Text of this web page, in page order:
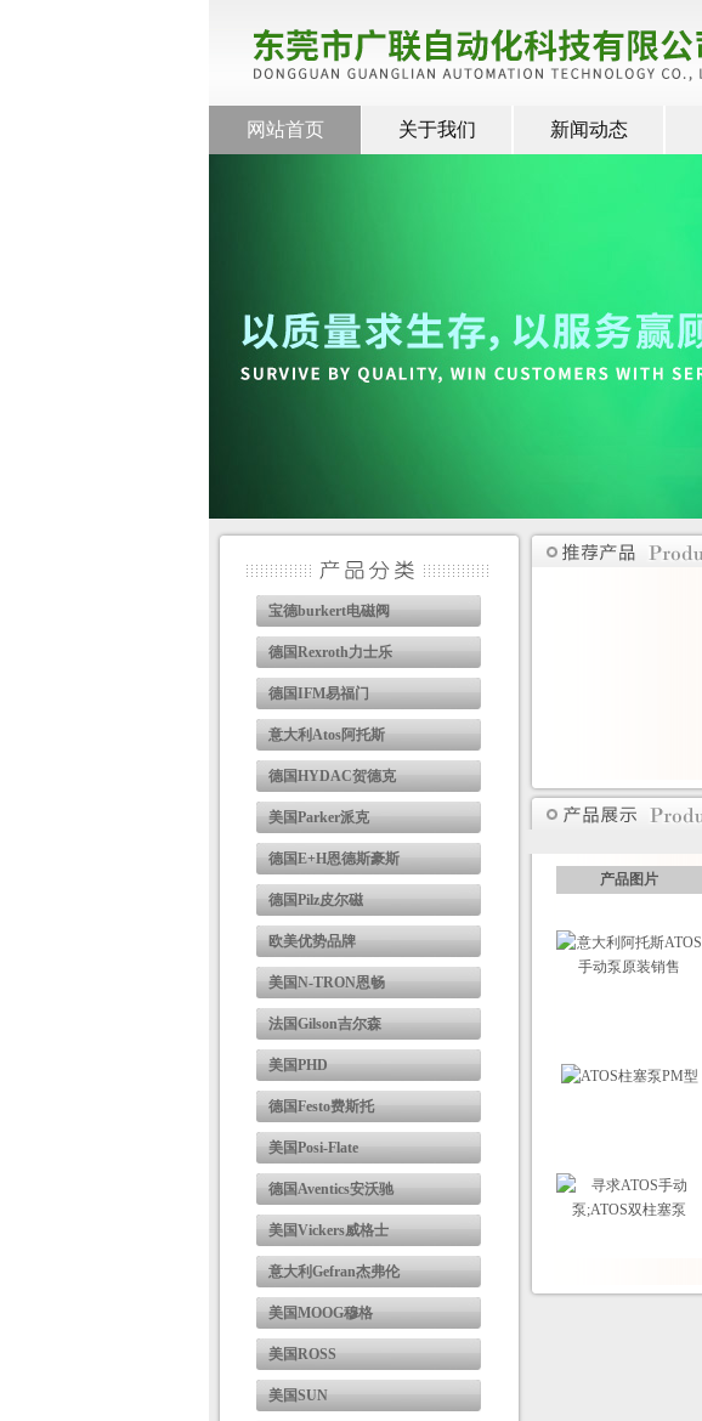
网站首页 关于我们 新闻动态
宝德burkert电磁阀
德国Rexroth力士乐
德国IFM易福门
意大利Atos阿托斯
德国HYDAC贺德克
美国Parker派克
德国E+H恩德斯豪斯
德国Pilz皮尔磁
欧美优势品牌
美国N-TRON恩畅
法国Gilson吉尔森
美国PHD
德国Festo费斯托
美国Posi-Flate
德国Aventics安沃驰
美国Vickers威格士
意大利Gefran杰弗伦
美国MOOG穆格
美国ROSS
美国SUN
产品图片